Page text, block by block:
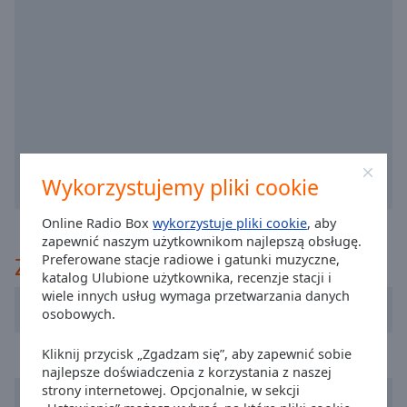
Wykorzystujemy pliki cookie
Online Radio Boxwykorzystuje pliki cookie, aby
zapewnić naszym użytkownikom najlepszą obsługę.
Preferowane stacje radiowe i gatunki muzyczne,
katalog Ulubione użytkownika, recenzje stacji i
wiele innych usług wymaga przetwarzania danych
osobowych.
Kliknij przycisk „Zgadzam się”, aby zapewnić sobie
najlepsze doświadczenia z korzystania z naszej
strony internetowej. Opcjonalnie, w sekcji
modal
window.
Beginning
window.
Escape
Zaleca
Record FM 107.7
TSF
RFM